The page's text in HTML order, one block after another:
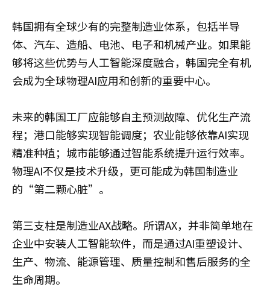
韩国拥有全球少有的完整制造业体系，包括半导
体、汽车、造船、电池、电子和机械产业。如果能
够将这些优势与人工智能深度融合，韩国完全有机
会成为全球物理AI应用和创新的重要中心。
未来的韩国工厂应能够自主预测故障、优化生产流
程；港口能够实现智能调度；农业能够依靠AI实现
精准种植；城市能够通过智能系统提升运行效率。
物理AI不仅是技术升级，更可能成为韩国制造业
的“第二颗心脏”。
第三支柱是制造业AX战略。所谓AX，并非简单地在
企业中安装人工智能软件，而是通过AI重塑设计、
生产、物流、能源管理、质量控制和售后服务的全
生命周期。